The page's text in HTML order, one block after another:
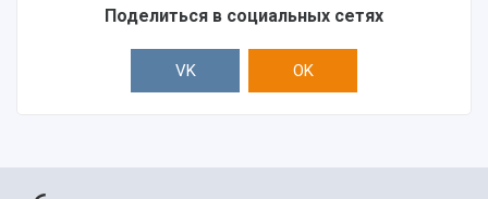
Поделиться в социальных сетях
VK OK